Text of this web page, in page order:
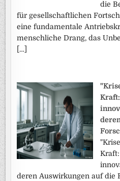
die
für gesellschaftlichen
eine fundamentale
menschliche Drang, das
[…]
deren Auswirkungen auf die